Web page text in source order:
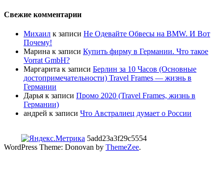
Свежие комментарии
Михаил к записи Не Одевайте Обвесы на BMW. И Вот
Почему!
Марина к записи Купить фирму в Германии. Что такое
Vorrat GmbH?
Маргарита к записи Берлин за 10 Часов (Основные
достопримечательности) Travel Frames — жизнь в
Германии
Дарья к записи Промо 2020 (Travel Frames, жизнь в
Германии)
андрей к записи Что Австралиец думает о России
5add23a3f29c5554
WordPress Theme: Donovan by ThemeZee.